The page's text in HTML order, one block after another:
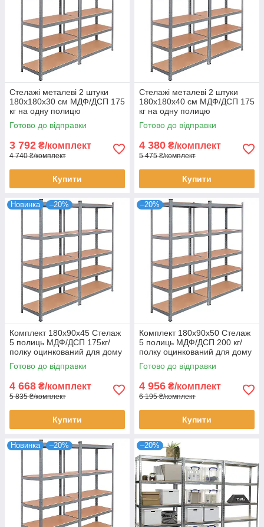
Стелажі металеві 2 штуки
180х180х30 см МДФ/ДСП 175
кг на одну полицю
оцинковані 10 полиць
комплект
Готово до відправки
3 792 ₴/комплект
4 740 ₴/комплект
Купити
Стелажі металеві 2 штуки
180х180х40 см МДФ/ДСП 175
кг на одну полицю
оцинковані 10 полиць для
зберігання
Готово до відправки
4 380 ₴/комплект
5 475 ₴/комплект
Купити
Новинка –20%
Комплект 180х90х45 Стелаж
5 полиць МДФ/ДСП 175кг/
полку оцинкований для дому
офісу склад 2 штуки
Готово до відправки
4 668 ₴/комплект
5 835 ₴/комплект
Купити
–20%
Комплект 180х90х50 Стелаж
5 полиць МДФ/ДСП 200 кг/
полку оцинкований для дому
офісу склад 2 штуки
Готово до відправки
4 956 ₴/комплект
6 195 ₴/комплект
Купити
Новинка –20% –20%